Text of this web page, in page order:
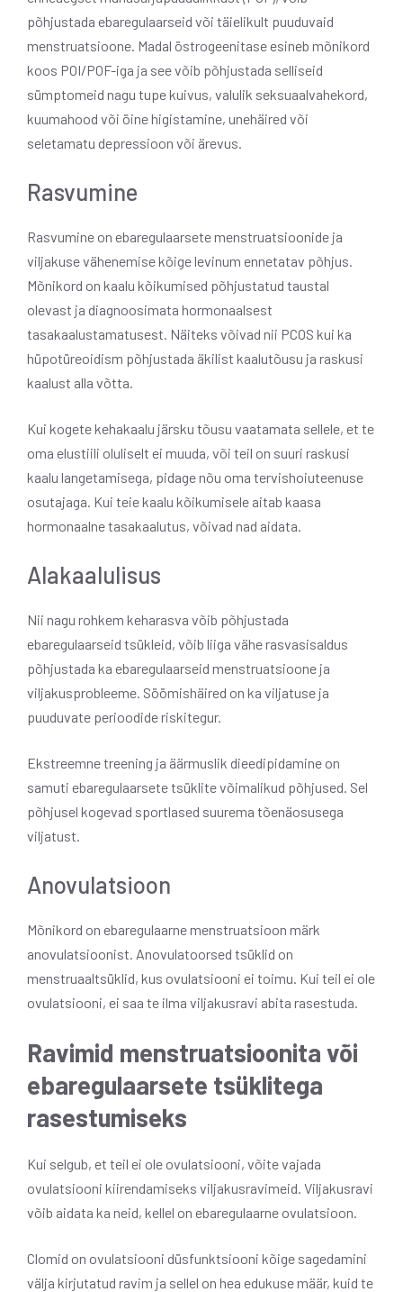
põhjustada ebaregulaarseid või täielikult puuduvaid
menstruatsioone. Madal östrogeenitase esineb mõnikord
koos POI/POF-iga ja see võib põhjustada selliseid
sümptomeid nagu tupe kuivus, valulik seksuaalvahekord,
kuumahood või öine higistamine, unehäired või
seletamatu depressioon või ärevus.
Rasvumine
Rasvumine on ebaregulaarsete menstruatsioonide ja
viljakuse vähenemise kõige levinum ennetatav põhjus.
Mõnikord on kaalu kõikumised põhjustatud taustal
olevast ja diagnoosimata hormonaalsest
tasakaalustamatusest. Näiteks võivad nii PCOS kui ka
hüpotüreoidism põhjustada äkilist kaalutõusu ja raskusi
kaalust alla võtta.
Kui kogete kehakaalu järsku tõusu vaatamata sellele, et te
oma elustiili oluliselt ei muuda, või teil on suuri raskusi
kaalu langetamisega, pidage nõu oma tervishoiuteenuse
osutajaga. Kui teie kaalu kõikumisele aitab kaasa
hormonaalne tasakaalutus, võivad nad aidata.
Alakaalulisus
Nii nagu rohkem keharasva võib põhjustada
ebaregulaarseid tsükleid, võib liiga vähe rasvasisaldus
põhjustada ka ebaregulaarseid menstruatsioone ja
viljakusprobleeme. Söömishäired on ka viljatuse ja
puuduvate perioodide riskitegur.
Ekstreemne treening ja äärmuslik dieedipidamine on
samuti ebaregulaarsete tsüklite võimalikud põhjused. Sel
põhjusel kogevad sportlased suurema tõenäosusega
viljatust.
Anovulatsioon
Mõnikord on ebaregulaarne menstruatsioon märk
anovulatsioonist. Anovulatoorsed tsüklid on
menstruaaltsüklid, kus ovulatsiooni ei toimu. Kui teil ei ole
ovulatsiooni, ei saa te ilma viljakusravi abita rasestuda.
Ravimid menstruatsioonita või
ebaregulaarsete tsüklitega
rasestumiseks
Kui selgub, et teil ei ole ovulatsiooni, võite vajada
ovulatsiooni kiirendamiseks viljakusravimeid. Viljakusravi
võib aidata ka neid, kellel on ebaregulaarne ovulatsioon.
Clomid on ovulatsiooni düsfunktsiooni kõige sagedamini
välja kirjutatud ravim ja sellel on hea edukuse määr, kuid te